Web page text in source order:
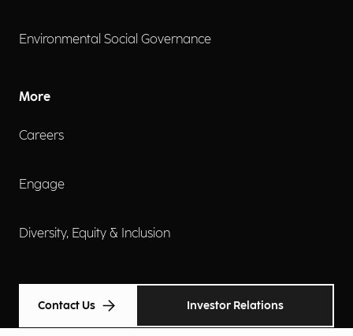
Environmental Social Governance
More
Careers
Engage
Diversity, Equity & Inclusion
Contact Us Investor Relations